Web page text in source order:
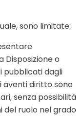
sono limitate:
Disposizione o
pubblicati dagli
aventi diritto sono
senza possibilità
del ruolo nel grado